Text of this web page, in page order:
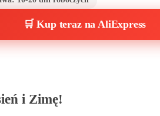
🛒 Kup teraz na AliExpress
i Zimę!